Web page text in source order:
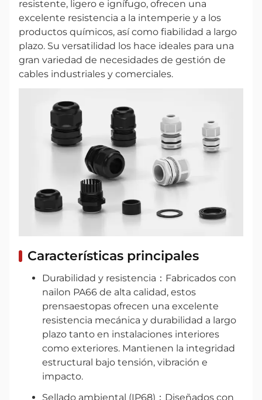
resistente, ligero e ignífugo, ofrecen una
excelente resistencia a la intemperie y a los
productos químicos, así como fiabilidad a largo
plazo. Su versatilidad los hace ideales para una
gran variedad de necesidades de gestión de
cables industriales y comerciales.
Características principales
Durabilidad y resistencia：Fabricados con
nailon PA66 de alta calidad, estos
prensaestopas ofrecen una excelente
resistencia mecánica y durabilidad a largo
plazo tanto en instalaciones interiores
como exteriores. Mantienen la integridad
estructural bajo tensión, vibración e
impacto.
Sellado ambiental (IP68)：Diseñados con